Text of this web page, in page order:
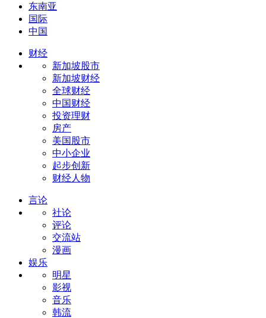
东南亚
国际
中国
财经
新加坡股市
新加坡财经
全球财经
中国财经
投资理财
房产
美国股市
中小企业
起步创新
财经人物
言论
社论
评论
交流站
漫画
娱乐
明星
影视
音乐
韩流